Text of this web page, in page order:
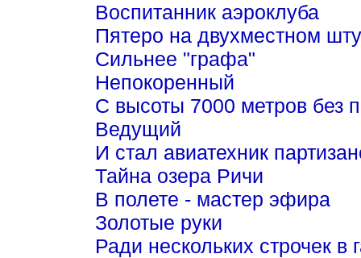
Воспитанник аэроклуба
Пятеро на двухместном
Сильнее "графа"
Непокоренный
С высоты 7000 метров без
Ведущий
И стал авиатехник
Тайна озера Ричи
В полете - мастер эфира
Золотые руки
Ради нескольких строчек в